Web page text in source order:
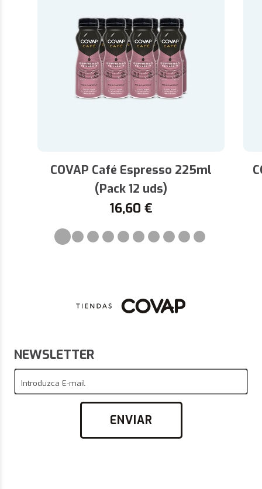
COVAP Café Espresso 225ml
(Pack 12 uds)
16,60 €
NEWSLETTER
Introduzca E-mail
ENVIAR